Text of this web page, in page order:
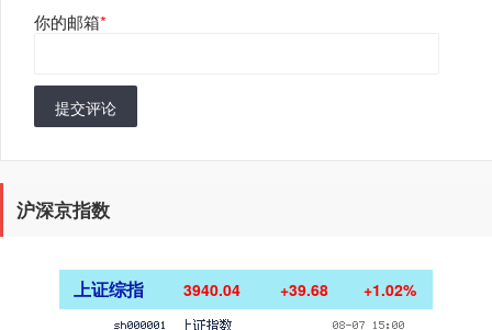
你的邮箱*
提交评论
沪深京指数
上证综指 3940.04 +39.68 +1.02%